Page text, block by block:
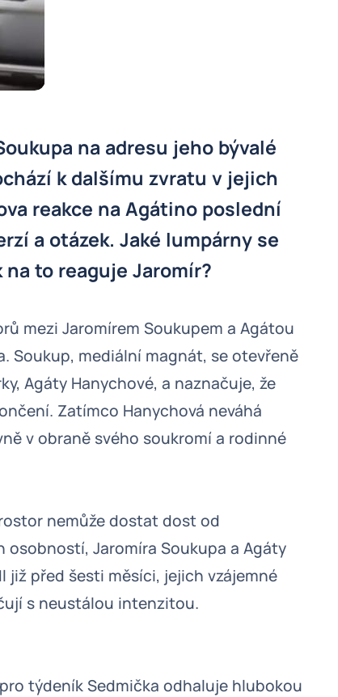
na adresu jeho bývalé
k dalšímu zvratu v jejich
reakce na Agátino poslední
a otázek. Jaké lumpárny se
to reaguje Jaromír?
mezi Jaromírem Soukupem a Agátou
Soukup, mediální magnát, se otevřeně
Agáty Hanychové, a naznačuje, že
Zatímco Hanychová neváhá
v obraně svého soukromí a rodinné
nemůže dostat dost od
Jaromíra Soukupa a Agáty
již před šesti měsíci, jejich vzájemné
s neustálou intenzitou.
týdeník Sedmička odhaluje hlubokou